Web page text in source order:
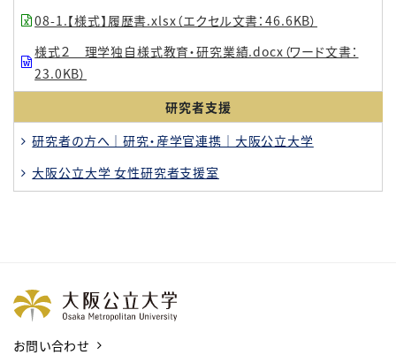
08-1.【様式】履歴書.xlsx（エクセル文書：46.6KB）
様式２ 理学独自様式教育・研究業績.docx（ワード文書：
23.0KB）
研究者支援
研究者の方へ｜研究・産学官連携｜大阪公立大学
大阪公立大学 女性研究者支援室
お問い合わせ